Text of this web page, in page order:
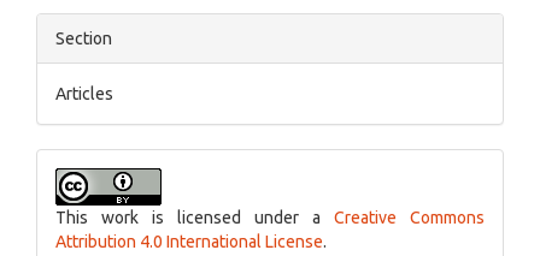
Section
Articles
This work is licensed under a Creative Commons
Attribution 4.0 International License.